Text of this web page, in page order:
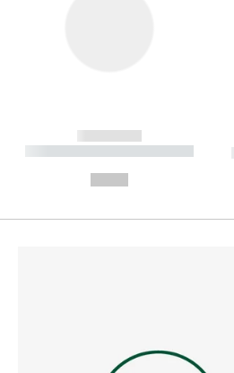
------------
----------- ----------- --------